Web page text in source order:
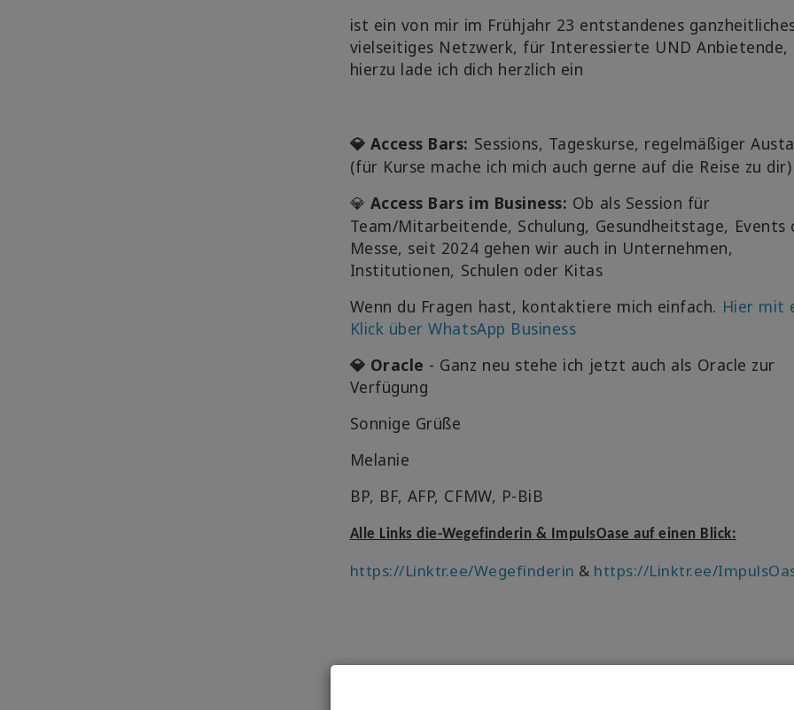
ist ein von mir im Frühjahr 23 entstandenes
vielseitiges Netzwerk, für Interessierte UND Anbietende,
hierzu lade ich dich herzlich ein
💎 Access Bars: Sessions, Tageskurse, regelmäßiger
(für Kurse mache ich mich auch gerne auf die Reise zu dir)
💎 Access Bars im Business: Ob als Session für
Team/Mitarbeitende, Schulung, Gesundheitstage, Events
Messe, seit 2024 gehen wir auch in Unternehmen,
Institutionen, Schulen oder Kitas
Wenn du Fragen hast, kontaktiere mich einfach. Hier mit
Klick über WhatsApp Business
💎 Oracle - Ganz neu stehe ich jetzt auch als Oracle zur
Verfügung
Sonnige Grüße
Melanie
BP, BF, AFP, CFMW, P-BiB
Alle Links die-Wegefinderin & ImpulsOase auf einen Blick:
https://Linktr.ee/Wegefinderin & https://Linktr.ee/